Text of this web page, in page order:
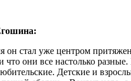
стал уже центром
что они все настолько
Детские и